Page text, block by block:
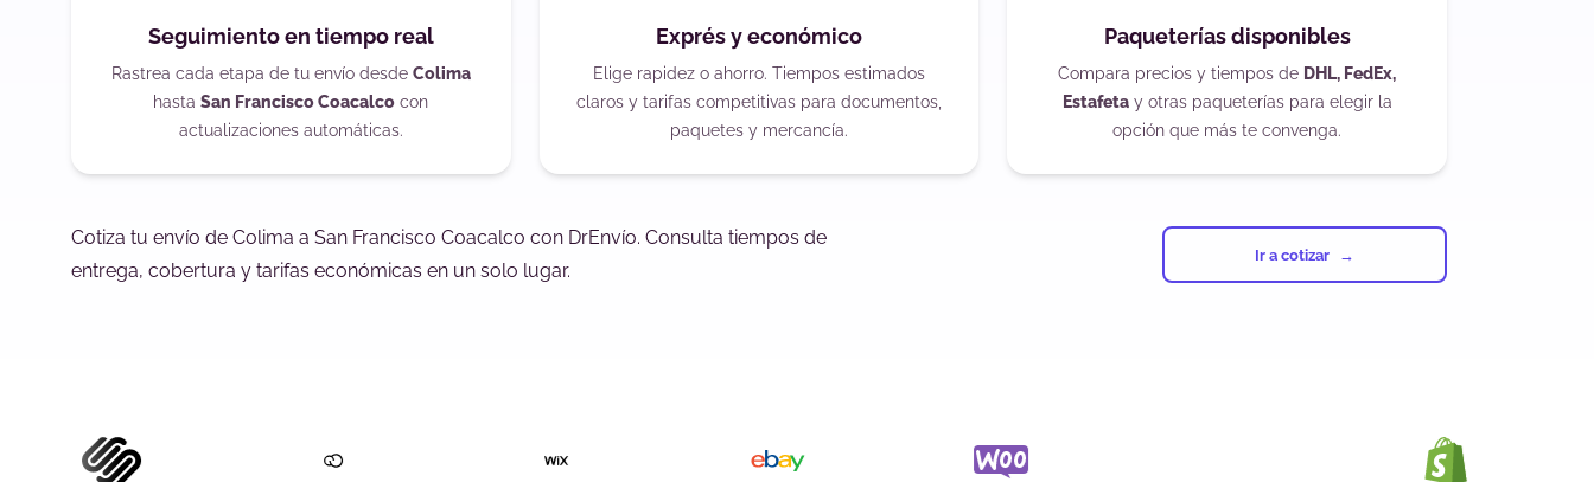
Seguimiento en tiempo real
Rastrea cada etapa de tu envío desde Colima
hastaSan Francisco Coacalco con
actualizaciones automáticas.
Exprés y económico
Elige rapidez o ahorro. Tiempos estimados
claros y tarifas competitivas para documentos,
paquetes y mercancía.
Paqueterías disponibles
Compara precios y tiempos de DHL, FedEx,
Estafetay otras paqueterías para elegir la
opción que más te convenga.
Cotiza tu envío de Colima a San Francisco Coacalco con DrEnvío. Consulta tiempos de
entrega, cobertura y tarifas económicas en un solo lugar.
Ir a cotizar